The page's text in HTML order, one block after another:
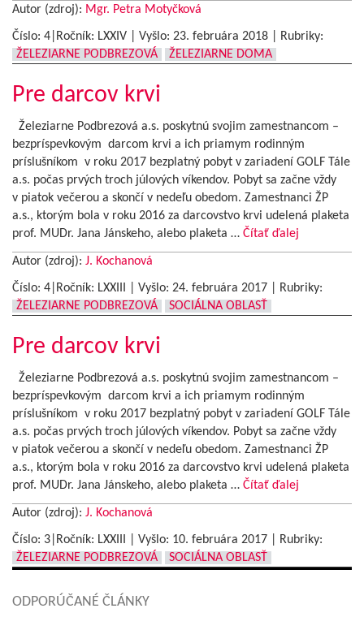
Autor (zdroj): Mgr. Petra Motyčková
Číslo: 4|Ročník: LXXIV | Vyšlo: 23. februára 2018
Rubriky:
ŽELEZIARNE PODBREZOVÁ
ŽELEZIARNE DOMA
Pre darcov krvi
Železiarne Podbrezová a.s. poskytnú svojim zamestnancom –
bezpríspevkovým darcom krvi a ich priamym rodinným
príslušníkom v roku 2017 bezplatný pobyt v zariadení GOLF Tále
a.s. počas prvých troch júlových víkendov. Pobyt sa začne vždy
v piatok večerou a skončí v nedeľu obedom. Zamestnanci ŽP
a.s., ktorým bola v roku 2016 za darcovstvo krvi udelená plaketa
prof. MUDr. Jana Jánskeho, alebo plaketa … Čítať ďalej
Autor (zdroj): J. Kochanová
Číslo: 4|Ročník: LXXIII | Vyšlo: 24. februára 2017
Rubriky:
ŽELEZIARNE PODBREZOVÁ
SOCIÁLNA OBLASŤ
Pre darcov krvi
Železiarne Podbrezová a.s. poskytnú svojim zamestnancom –
bezpríspevkovým darcom krvi a ich priamym rodinným
príslušníkom v roku 2017 bezplatný pobyt v zariadení GOLF Tále
a.s. počas prvých troch júlových víkendov. Pobyt sa začne vždy
v piatok večerou a skončí v nedeľu obedom. Zamestnanci ŽP
a.s., ktorým bola v roku 2016 za darcovstvo krvi udelená plaketa
prof. MUDr. Jana Jánskeho, alebo plaketa … Čítať ďalej
Autor (zdroj): J. Kochanová
Číslo: 3|Ročník: LXXIII | Vyšlo: 10. februára 2017
Rubriky:
ŽELEZIARNE PODBREZOVÁ
SOCIÁLNA OBLASŤ
ODPORÚČANÉ ČLÁNKY